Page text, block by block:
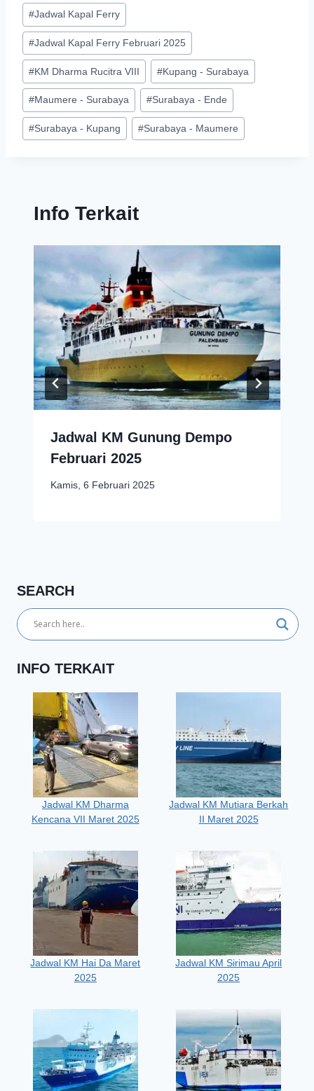
#Jadwal Kapal Ferry
#Jadwal Kapal Ferry Februari 2025
#KM Dharma Rucitra VIII #Kupang - Surabaya
#Maumere - Surabaya #Surabaya - Ende
#Surabaya - Kupang #Surabaya - Maumere
Info Terkait
Jadwal KM Gunung Dempo
Februari 2025
Kamis, 6 Februari 2025
SEARCH
INFO TERKAIT
Jadwal KM Dharma
Kencana VII Maret 2025
Jadwal KM Mutiara Berkah
II Maret 2025
Jadwal KM Hai Da Maret
2025
Jadwal KM Sirimau April
2025